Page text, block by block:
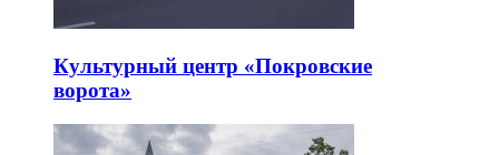
Культурный центр «Покровские
ворота»